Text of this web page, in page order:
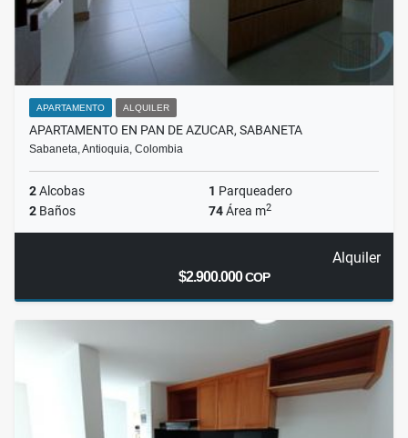
APARTAMENTO ALQUILER
APARTAMENTO EN PAN DE AZUCAR, SABANETA
Sabaneta, Antioquia, Colombia
2Alcobas 1 Parqueadero
2 Baños 74Área m2
Alquiler
$2.900.000COP